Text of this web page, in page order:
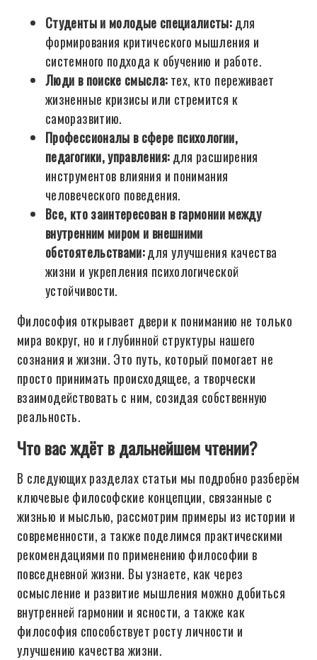
Студенты и молодые специалисты:для
формирования критического мышления и
системного подхода к обучению и работе.
Люди в поиске смысла:тех, кто переживает
жизненные кризисы или стремится к
саморазвитию.
Профессионалы в сфере психологии,
педагогики, управления:для расширения
инструментов влияния и понимания
человеческого поведения.
Все, кто заинтересован в гармонии между
внутренним миром и внешними
обстоятельствами:для улучшения качества
жизни и укрепления психологической
устойчивости.
Философия открывает двери к пониманию не только
мира вокруг, но и глубинной структуры нашего
сознания и жизни. Это путь, который помогает не
просто принимать происходящее, а творчески
взаимодействовать с ним, созидая собственную
реальность.
Что вас ждёт в дальнейшем чтении?
В следующих разделах статьи мы подробно разберём
ключевые философские концепции, связанные с
жизнью и мыслью, рассмотрим примеры из истории и
современности, а также поделимся практическими
рекомендациями по применению философии в
повседневной жизни. Вы узнаете, как через
осмысление и развитие мышления можно добиться
внутренней гармонии и ясности, а также как
философия способствует росту личности и
улучшению качества жизни.